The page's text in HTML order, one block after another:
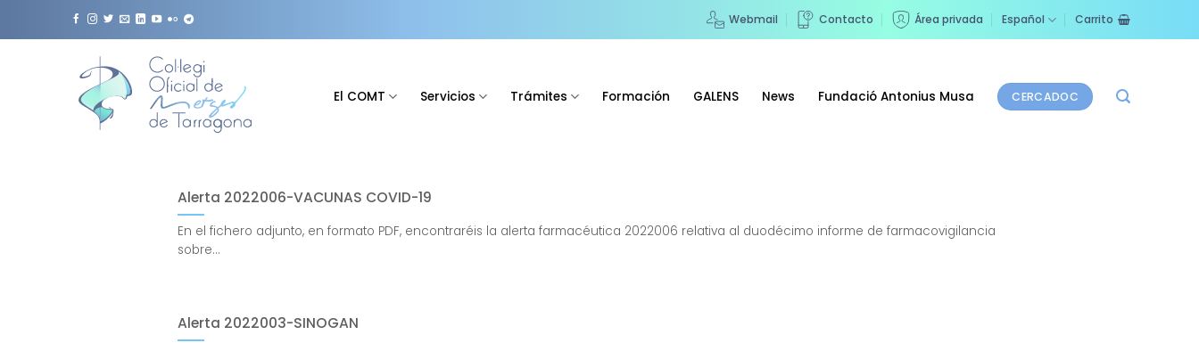
Webmail Contacto Área privada Español Carrito
El COMT Servicios Trámites Formación GALENS News Fundació Antonius Musa CERCADOC
Alerta 2022006-VACUNAS COVID-19
En el fichero adjunto, en formato PDF, encontraréis la alerta farmacéutica 2022006 relativa al duodécimo informe de farmacovigilancia
sobre...
Alerta 2022003-SINOGAN